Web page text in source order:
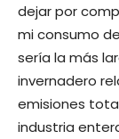
dejar por
mi consumo
sería la más
invernadero
emisiones
industria